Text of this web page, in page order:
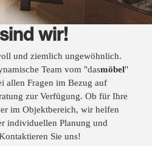
wir!
und ziemlich ungewöhnlich.
Team vom "dasmöbel"
allen Fragen im Bezug auf
zur Verfügung. Ob für Ihre
im Objektbereich, wir helfen
individuellen Planung und
Sie uns!